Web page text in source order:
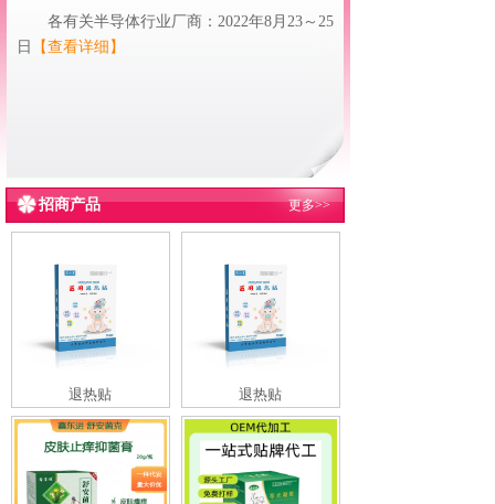
各有关半导体行业厂商：2022年8月23～25
日
【查看详细】
招商产品 更多>>
退热贴 退热贴